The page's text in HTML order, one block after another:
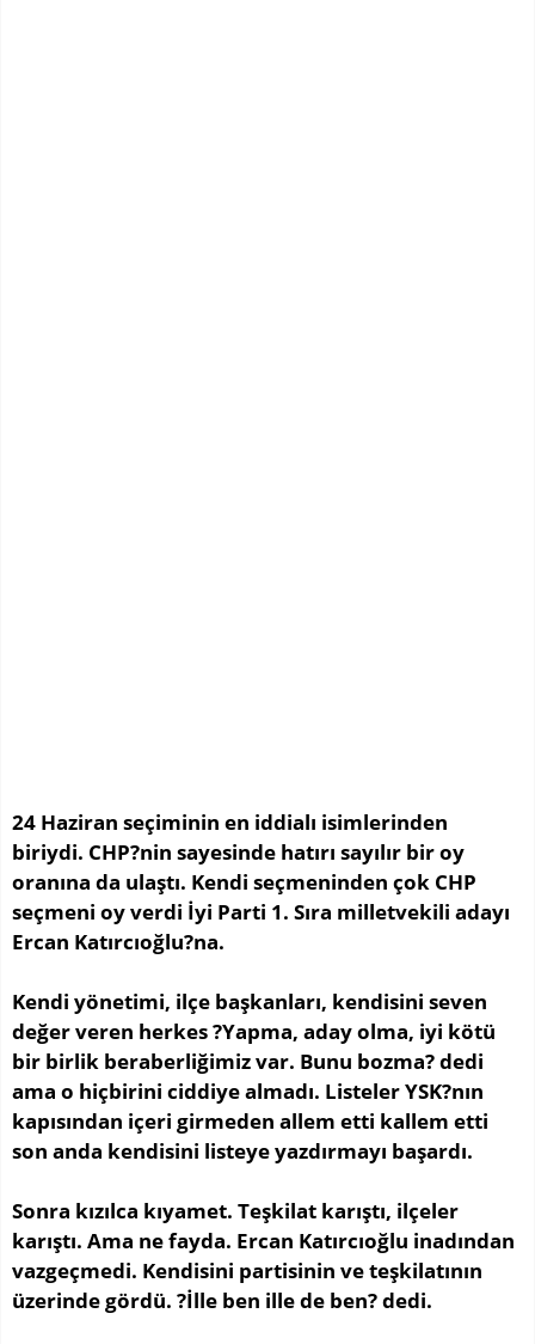
24 Haziran seçiminin en iddialı isimlerinden
biriydi. CHP?nin sayesinde hatırı sayılır bir oy
oranına da ulaştı. Kendi seçmeninden çok CHP
seçmeni oy verdi İyi Parti 1. Sıra milletvekili adayı
Ercan Katırcıoğlu?na.
Kendi yönetimi, ilçe başkanları, kendisini seven
değer veren herkes ?Yapma, aday olma, iyi kötü
bir birlik beraberliğimiz var. Bunu bozma? dedi
ama o hiçbirini ciddiye almadı. Listeler YSK?nın
kapısından içeri girmeden allem etti kallem etti
son anda kendisini listeye yazdırmayı başardı.
Sonra kızılca kıyamet. Teşkilat karıştı, ilçeler
karıştı. Ama ne fayda. Ercan Katırcıoğlu inadından
vazgeçmedi. Kendisini partisinin ve teşkilatının
üzerinde gördü. ?İlle ben ille de ben? dedi.